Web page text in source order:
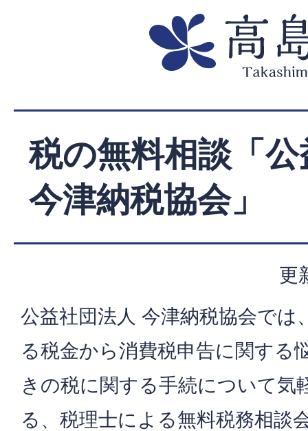
税の無料相談「
今津納税協会」
更
公益社団法人 今津納税協会では
る税金から消費税申告に関する
きの税に関する手続について気
る、税理士による無料税務相談